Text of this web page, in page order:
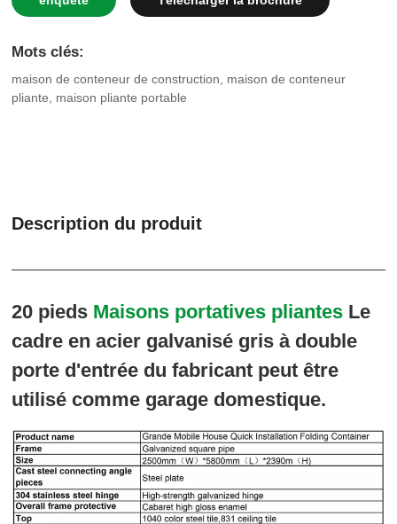
Mots clés:
maison de conteneur de construction, maison de conteneur
pliante, maison pliante portable
Description du produit
20 pieds Maisons portatives pliantes Le
cadre en acier galvanisé gris à double
porte d'entrée du fabricant peut être
utilisé comme garage domestique.